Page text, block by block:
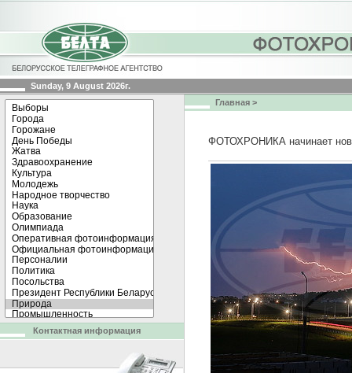
Sunday, 9 August 2026г.
Главная >
ФОТОХРОНИКА начинает
Контактная информация